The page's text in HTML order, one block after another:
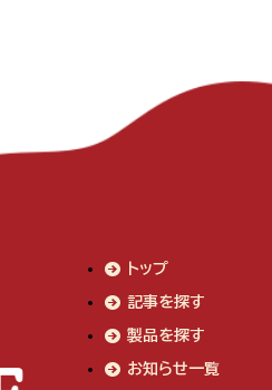
トップ
記事を探す
製品を探す
お知らせ一覧